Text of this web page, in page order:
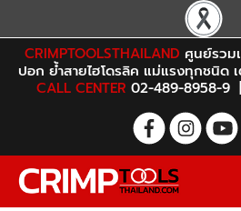
CRIMPTOOLSTHAILAND ศูนย์รวม
ปอก ย้ำสายไฮโดรลิค แม่แรงทุกชนิด
CALL CENTER 02-489-8958-9 |